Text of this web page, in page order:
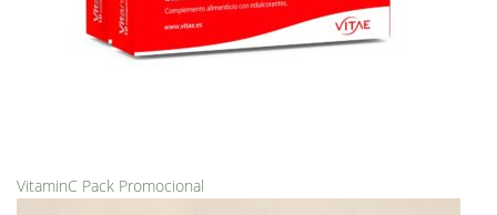
VitaminC Pack Promocional